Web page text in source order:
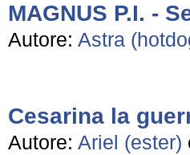
MAGNUS P.I. -
Autore: Astra
Cesarina la
Autore: Ariel (ester)